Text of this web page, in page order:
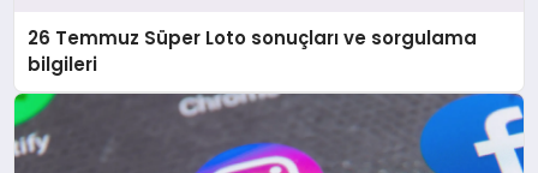
26 Temmuz Süper Loto sonuçları ve sorgulama
bilgileri